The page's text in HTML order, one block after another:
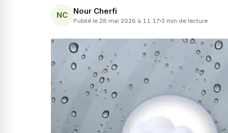
NC Nour Cherfi
Publié le 28 mai 2026 à 11:17 3 min de lecture